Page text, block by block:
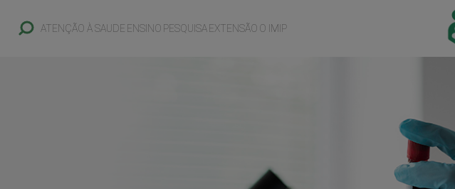
ATENÇÃO À SAUDE ENSINO PESQUISAEXTENSÃO O IMIP